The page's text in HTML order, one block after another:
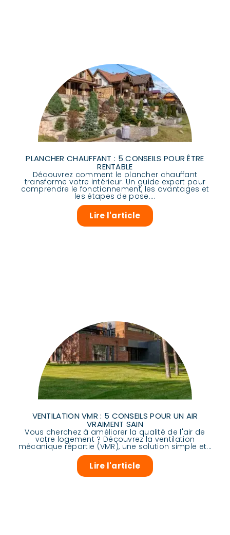
PLANCHER CHAUFFANT : 5 CONSEILS POUR ÊTRE
RENTABLE
Découvrez comment le plancher chauffant
transforme votre intérieur. Un guide expert pour
comprendre le fonctionnement, les avantages et
les étapes de pose....
Lire l'article
VENTILATION VMR : 5 CONSEILS POUR UN AIR
VRAIMENT SAIN
Vous cherchez à améliorer la qualité de l'air de
votre logement ? Découvrez la ventilation
mécanique répartie (VMR), une solution simple et...
Lire l'article